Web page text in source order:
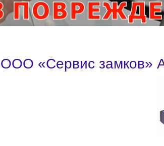
ООО «Сервис замков»